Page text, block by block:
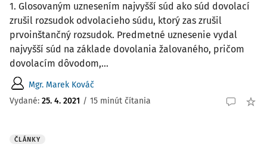
1. Glosovaným uznesením najvyšší súd ako súd dovolací
zrušil rozsudok odvolacieho súdu, ktorý zas zrušil
prvoinštančný rozsudok. Predmetné uznesenie vydal
najvyšší súd na základe dovolania žalovaného, pričom
dovolacím dôvodom,...
Mgr. Marek Kováč
Vydané: 25. 4. 2021 / 15 minút čítania
ČLÁNKY